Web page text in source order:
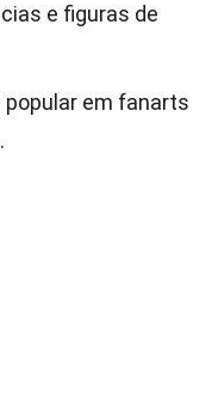
e figuras de
popular em fanarts